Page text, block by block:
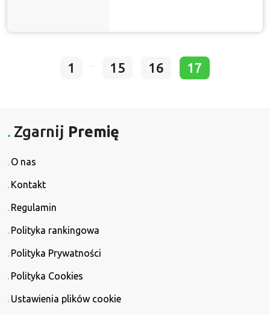
1 ... 15 16 17
Zgarnij Premię
O nas
Kontakt
Regulamin
Polityka rankingowa
Polityka Prywatności
Polityka Cookies
Ustawienia plików cookie